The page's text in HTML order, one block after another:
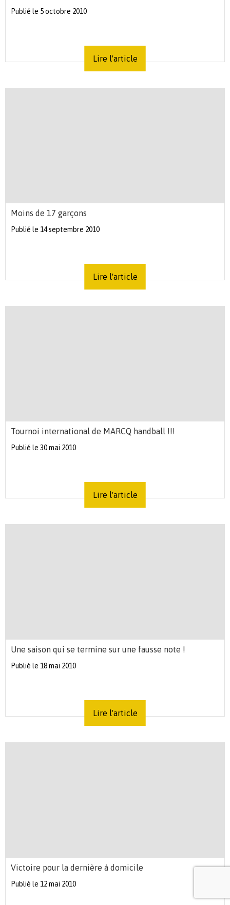
Publié le 5 octobre 2010
Lire l'article
Moins de 17 garçons
Publié le 14 septembre 2010
Lire l'article
Tournoi international de MARCQ handball !!!
Publié le 30 mai 2010
Lire l'article
Une saison qui se termine sur une fausse note !
Publié le 18 mai 2010
Lire l'article
Victoire pour la dernière à domicile
Publié le 12 mai 2010